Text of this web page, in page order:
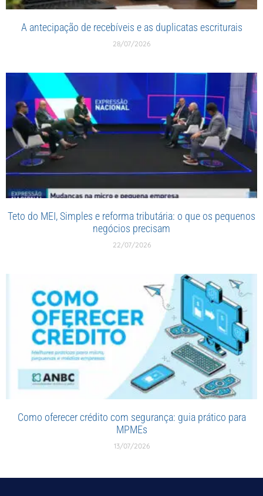
A antecipação de recebíveis e as duplicatas escriturais
28/07/2026
Teto do MEI, Simples e reforma tributária: o que os pequenos
negócios precisam
22/07/2026
Como oferecer crédito com segurança: guia prático para
MPMEs
13/07/2026